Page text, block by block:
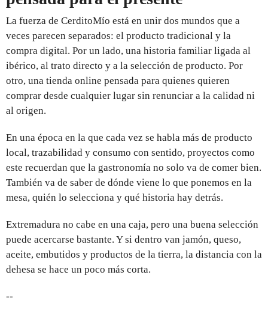
La fuerza de CerditoMío está en unir dos mundos que a
veces parecen separados: el producto tradicional y la
compra digital. Por un lado, una historia familiar ligada al
ibérico, al trato directo y a la selección de producto. Por
otro, una tienda online pensada para quienes quieren
comprar desde cualquier lugar sin renunciar a la calidad ni
al origen.
En una época en la que cada vez se habla más de producto
local, trazabilidad y consumo con sentido, proyectos como
este recuerdan que la gastronomía no solo va de comer bien.
También va de saber de dónde viene lo que ponemos en la
mesa, quién lo selecciona y qué historia hay detrás.
Extremadura no cabe en una caja, pero una buena selección
puede acercarse bastante. Y si dentro van jamón, queso,
aceite, embutidos y productos de la tierra, la distancia con la
dehesa se hace un poco más corta.
--